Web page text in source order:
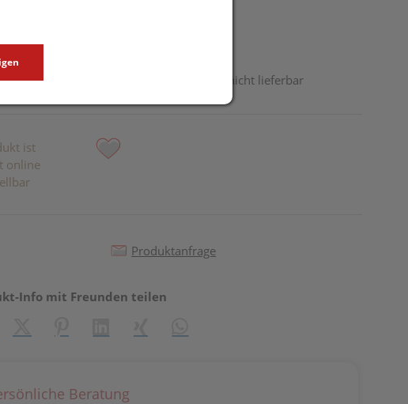
Dieses Produkt ist derzeit vom Hersteller nicht lieferbar
ist
online
Produktanfrage
Info mit Freunden teilen
Beratung